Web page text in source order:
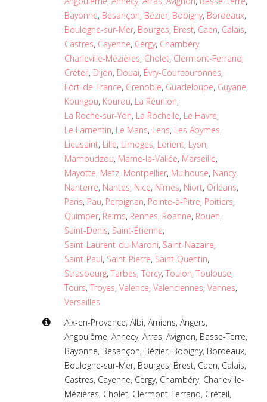
Bayonne, Besançon, Bézier, Bobigny, Bordeaux,
Boulogne-sur-Mer, Bourges, Brest, Caen, Calais,
Castres, Cayenne, Cergy, Chambéry,
Charleville-Mézières, Cholet, Clermont-Ferrand,
Créteil, Dijon, Douai, Évry-Courcouronnes,
Fort-de-France, Grenoble, Guadeloupe, Guyane,
Koungou, Kourou, La Réunion,
La Roche-sur-Yon, La Rochelle, Le Havre,
Le Lamentin, Le Mans, Lens, Les Abymes,
Lieusaint, Lille, Limoges, Lorient, Lyon,
Mamoudzou, Marne-la-Vallée, Marseille,
Mayotte, Metz, Montpellier, Mulhouse, Nancy,
Nanterre, Nantes, Nice, Nîmes, Niort, Orléans,
Paris, Pau, Perpignan, Pointe-à-Pitre, Poitiers,
Quimper, Reims, Rennes, Roanne, Rouen,
Saint-Denis, Saint-Étienne,
Saint-Laurent-du-Maroni, Saint-Nazaire,
Saint-Paul, Saint-Pierre, Saint-Quentin,
Strasbourg, Tarbes, Torcy, Toulon, Toulouse,
Tours, Troyes, Valence, Valenciennes, Vannes,
Versailles
Aix-en-Provence, Albi, Amiens, Angers,
Angoulême, Annecy, Arras, Avignon, Basse-Terre,
Bayonne, Besançon, Bézier, Bobigny, Bordeaux,
Boulogne-sur-Mer, Bourges, Brest, Caen, Calais,
Castres, Cayenne, Cergy, Chambéry, Charleville-
Mézières, Cholet, Clermont-Ferrand, Créteil,